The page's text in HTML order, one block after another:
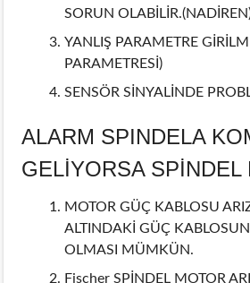
SORUN
YANLIŞ PARAMETRE
PARAMETRESİ)
SENSÖR SİNYALİNDE
ALARM SPINDELA
GELİYORSA SPİNDEL
MOTOR GÜÇ KABLOSU
ALTINDAKİ GÜÇ
OLMASI MÜMKÜN.
Fischer SPİNDEL MOTOR